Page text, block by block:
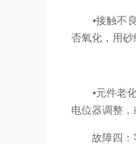
•接触不良
否氧化，用砂
•元件老化
电位器调整，
故障四：